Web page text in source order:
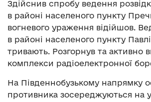
Здійснив спробу ведення
в районі населеного пункту
вогневого ураження відійшов.
в районі населеного пункту
тривають. Розгорнув та активно
комплекси радіоелектронної
На Південнобузькому напрямку
противника зосереджуються на